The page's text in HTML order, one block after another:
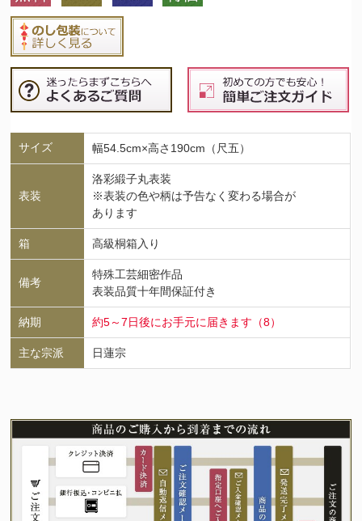
サイズ 幅54.5cm×高さ190cm（尺五）
表装
洛彩緞子丸表装
※表装の色や柄は予告なく変わる場合が
あります
箱 高級桐箱入り
備考
特殊工芸細密作品
表装品質十年間保証付き
納期 約5～7日後にお手元に届きます（8）
主な宗派 日蓮宗